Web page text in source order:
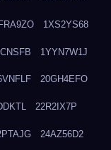
1XS2YS68
1YYN7W1J
20GH4EFO
22R2IX7P
24AZ56D2